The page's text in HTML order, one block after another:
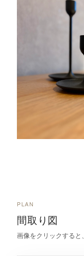
PLAN
間取り図
画像をクリックすると